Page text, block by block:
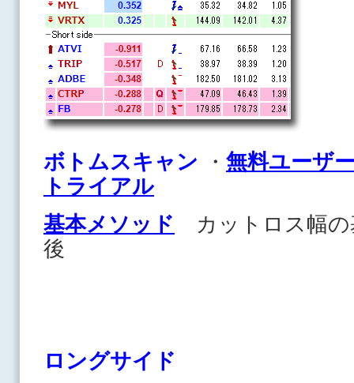
ボトムスキャン ・ 無料ユーザ
トライアル
基本メソッド
カットロス幅
後
ロングサイド